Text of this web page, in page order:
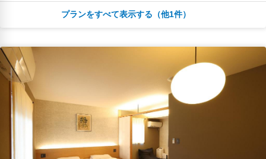
税・サービス料 ￥1,846含む
91ポイント
2026年08月19日までキャンセル無料
キャンセルポリシー 予約に進む
プランをすべて表示する（他1件）